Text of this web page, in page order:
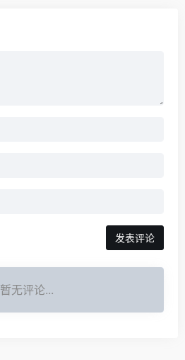
暂无评论...